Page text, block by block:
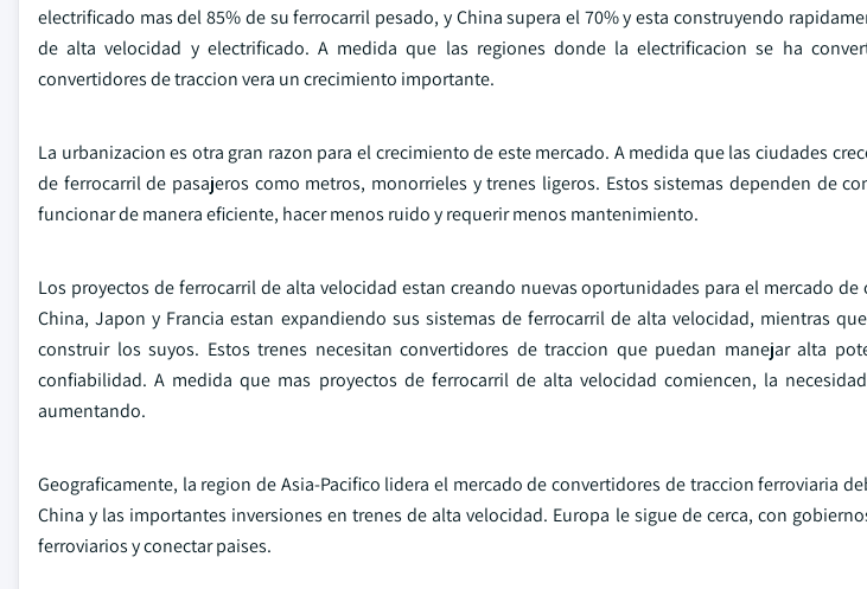
electrificado mas del 85% de su ferrocarril pesado, y China supera el 70% y esta construyendo
de alta velocidad y electrificado. A medida que las regiones donde la electrificacion se ha
convertidores de traccion vera un crecimiento importante.
La urbanizacion es otra gran razon para el crecimiento de este mercado. A medida que las ciudades
de ferrocarril de pasajeros como metros, monorrieles y trenes ligeros. Estos sistemas dependen de
funcionar de manera eficiente, hacer menos ruido y requerir menos mantenimiento.
Los proyectos de ferrocarril de alta velocidad estan creando nuevas oportunidades para el mercado
China, Japon y Francia estan expandiendo sus sistemas de ferrocarril de alta velocidad, mientras
construir los suyos. Estos trenes necesitan convertidores de traccion que puedan manejar alta
confiabilidad. A medida que mas proyectos de ferrocarril de alta velocidad comiencen, la
aumentando.
Geograficamente, la region de Asia-Pacifico lidera el mercado de convertidores de traccion ferroviaria
China y las importantes inversiones en trenes de alta velocidad. Europa le sigue de cerca, con
ferroviarios y conectar paises.